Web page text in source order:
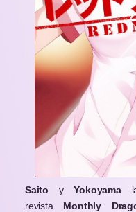
Saito yYokoyama
revista Monthly